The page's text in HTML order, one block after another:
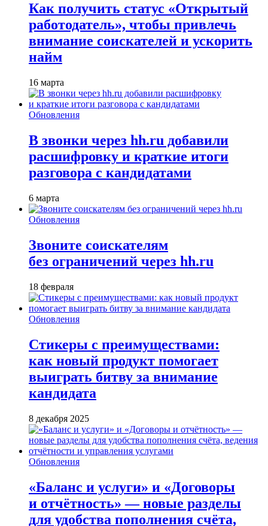
Как получить статус «Открытый
работодатель», чтобы привлечь
внимание соискателей и ускорить
найм
16 марта
Обновления
В звонки через hh.ru добавили
расшифровку и краткие итоги
разговора с кандидатами
6 марта
Обновления
Звоните соискателям
без ограничений через hh.ru
18 февраля
Обновления
Стикеры с преимуществами:
как новый продукт помогает
выиграть битву за внимание
кандидата
8 декабря 2025
Обновления
«Баланс и услуги» и «Договоры
и отчётность» — новые разделы
для удобства пополнения счёта,